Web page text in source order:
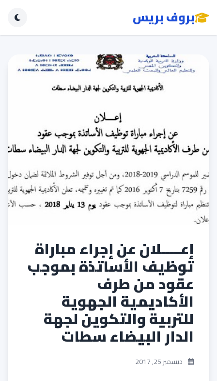
بروف بريس
إعـــــلان عن إجراء مباراة
توظيف الأساتذة بموجب
عقود من طرف
الأكاديمية الجهوية
للتربية والتكوين لجهة
الدار البيضاء سطات
ديسمبر 25, 2017